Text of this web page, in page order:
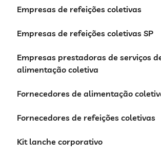
Empresas de refeições coletivas
Empresas de refeições coletivas SP
Empresas prestadoras de serviços
alimentação coletiva
Fornecedores de alimentação
Fornecedores de refeições coletivas
Kit lanche corporativo